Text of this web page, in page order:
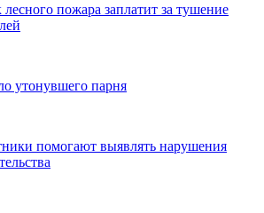
пожара заплатит за тушение
утонувшего парня
помогают выявлять нарушения